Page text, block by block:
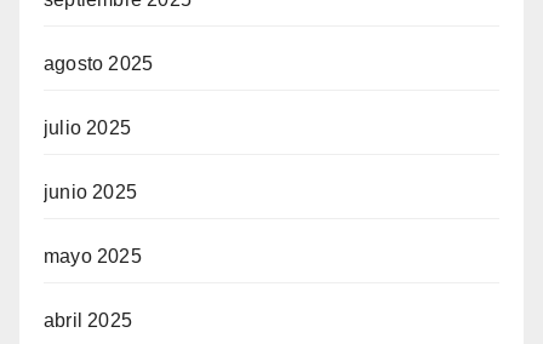
agosto 2025
julio 2025
junio 2025
mayo 2025
abril 2025